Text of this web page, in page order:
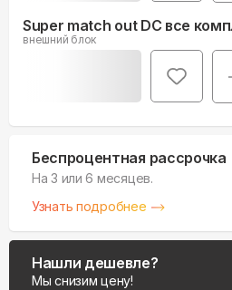
Super match out DC все
внешний блок
Беспроцентная рассрочка
На 3 или 6 месяцев.
Узнать подробнее
Нашли дешевле?
Мы снизим цену!